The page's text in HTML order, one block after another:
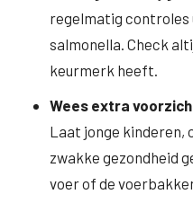
regelmatig controles
salmonella. Check
keurmerk heeft.
Wees extra
Laat jonge kinderen,
zwakke gezondheid
voer of de